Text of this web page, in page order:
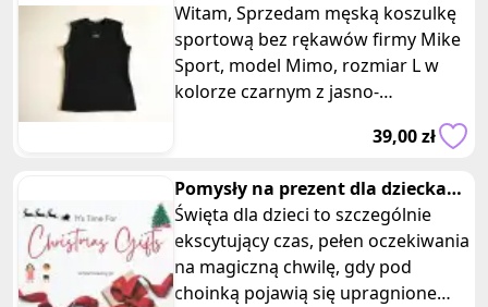
bez rękawów Mimo Mikesport
Witam, Sprzedam męską koszulkę
sportową bez rękawów firmy Mike
Sport, model Mimo, rozmiar L w
kolorze czarnym z jasno-
39,00 zł
Pomysły na prezent dla dziecka
na święta
Święta dla dzieci to szczególnie
ekscytujący czas, pełen oczekiwania
na magiczną chwilę, gdy pod
choinką pojawią się upragnione